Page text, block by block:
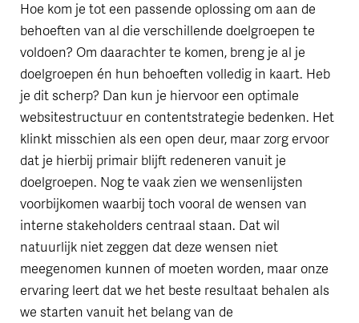
Hoe kom je tot een passende oplossing om aan de
behoeften van al die verschillende doelgroepen te
voldoen? Om daarachter te komen, breng je al je
doelgroepen én hun behoeften volledig in kaart. Heb
je dit scherp? Dan kun je hiervoor een optimale
websitestructuur en contentstrategie bedenken. Het
klinkt misschien als een open deur, maar zorg ervoor
dat je hierbij primair blijft redeneren vanuit je
doelgroepen. Nog te vaak zien we wensenlijsten
voorbijkomen waarbij toch vooral de wensen van
interne stakeholders centraal staan. Dat wil
natuurlijk niet zeggen dat deze wensen niet
meegenomen kunnen of moeten worden, maar onze
ervaring leert dat we het beste resultaat behalen als
we starten vanuit het belang van de